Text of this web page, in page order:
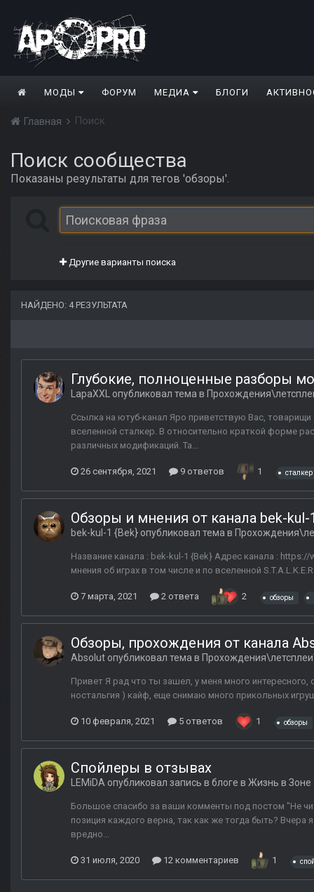
МОДЫ ФОРУМ МЕДИА БЛОГИ
Главная Поиск
Поиск сообщества
Показаны результаты для тегов 'обзоры'.
Другие варианты поиска
НАЙДЕНО: 4 РЕЗУЛЬТАТА
Глубокие, полноценные разборы
LapaXXL опубликовал тема в
Ссылка на ютуб-канал Яро приветствую Вас,
вселенной сталкер. В относительно краткой форме
различных модификаций. Та...
26 сентября, 2021 9 ответов 1 сталкер
Обзоры и мнения от канала bek-kul-
bek-kul-1 {Bek} опубликовал тема в
Название канала : bek-kul-1 {Bek} Адрес канала :
мнения об играх в том числе и по вселенной
7 марта, 2021 2 ответа 2 обзоры
Обзоры, прохождения от канала
Absolut опубликовал тема в
Привет Я рад что ты зашел, у меня много
ностальгия ) кайф, еще снимаю много прикольных
10 февраля, 2021 5 ответов 1 обзоры
Спойлеры в отзывах
LEMiDA опубликовал запись в блоге в Жизнь в Зоне
Большое спасибо за ваши комменты под постом "Не
позиция каждого верна, так как же тогда быть?
вредно...
31 июля, 2020 12 комментариев 1